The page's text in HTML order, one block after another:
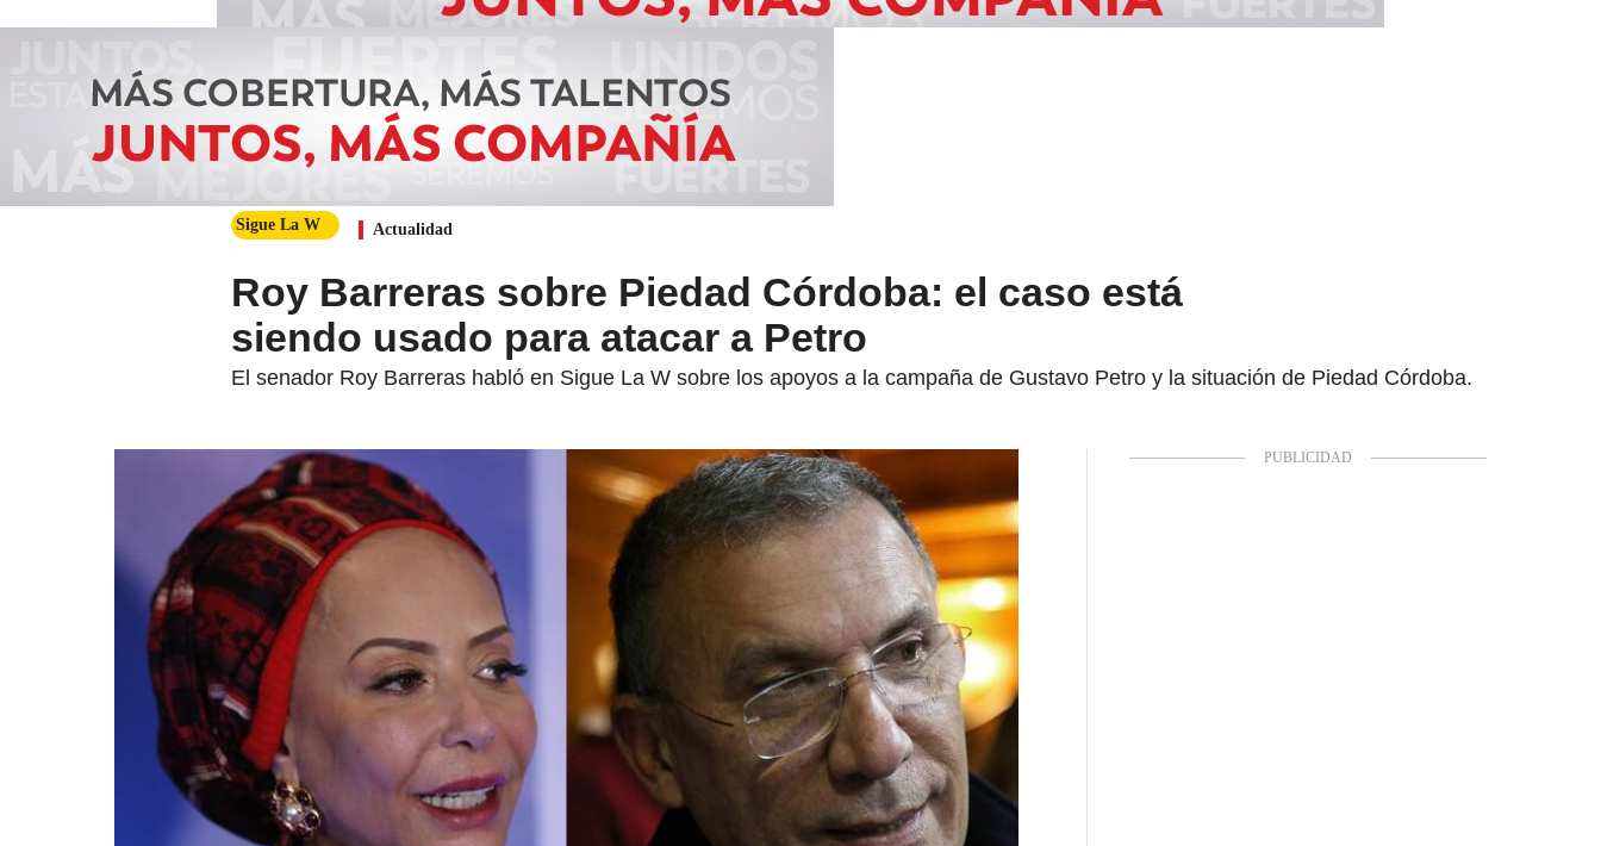
Sigue La W Actualidad
Roy Barreras sobre Piedad Córdoba: el caso está
siendo usado para atacar a Petro
El senador Roy Barreras habló en Sigue La W sobre los apoyos a la campaña de Gustavo Petro y la situación de Piedad Córdoba.